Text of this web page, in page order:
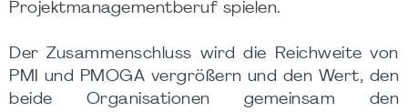
Projektmanagementberuf spielen.
Der Zusammenschluss wird die Reichweite von
PMI und PMOGA vergrößern und den Wert, den
beide Organisationen gemeinsam den